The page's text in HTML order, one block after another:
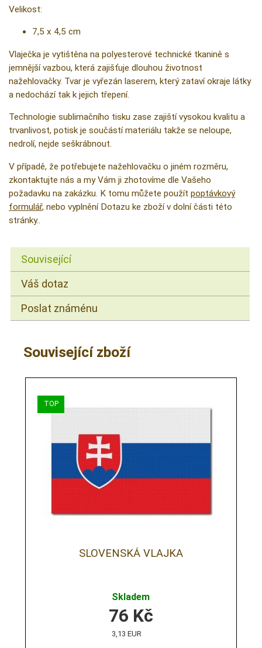
Velikost:
7,5 x 4,5 cm
Vlaječka je vytištěna na polyesterové technické tkanině s
jemnější vazbou, která zajišťuje dlouhou životnost
nažehlovačky. Tvar je vyřezán laserem, který zataví okraje látky
a nedochází tak k jejich třepení.
Technologie sublimačního tisku zase zajiští vysokou kvalitu a
trvanlivost, potisk je součástí materiálu takže se neloupe,
nedrolí, nejde seškrábnout.
V případě, že potřebujete nažehlovačku o jiném rozměru,
zkontaktujte nás a my Vám ji zhotovíme dle Vašeho
požadavku na zakázku. K tomu můžete použít poptávkový
formulář, nebo vyplnění Dotazu ke zboží v dolní části této
stránky..
Související
Váš dotaz
Poslat známénu
Související zboží
SLOVENSKÁ VLAJKA
Skladem
76 Kč
3,13 EUR